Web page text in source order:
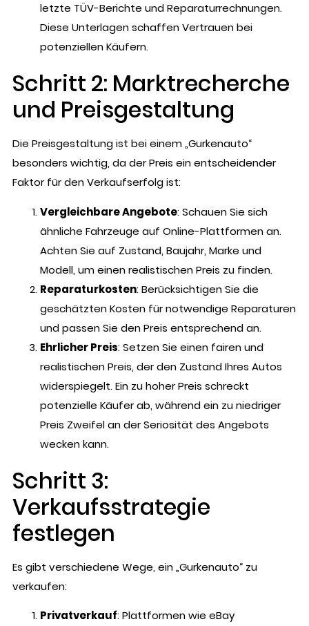
letzte TÜV-Berichte und Reparaturrechnungen.
Diese Unterlagen schaffen Vertrauen bei
potenziellen Käufern.
Schritt 2: Marktrecherche
und Preisgestaltung
Die Preisgestaltung ist bei einem „Gurkenauto“
besonders wichtig, da der Preis ein entscheidender
Faktor für den Verkaufserfolg ist:
Vergleichbare Angebote: Schauen Sie sich
ähnliche Fahrzeuge auf Online-Plattformen an.
Achten Sie auf Zustand, Baujahr, Marke und
Modell, um einen realistischen Preis zu finden.
Reparaturkosten: Berücksichtigen Sie die
geschätzten Kosten für notwendige Reparaturen
und passen Sie den Preis entsprechend an.
Ehrlicher Preis: Setzen Sie einen fairen und
realistischen Preis, der den Zustand Ihres Autos
widerspiegelt. Ein zu hoher Preis schreckt
potenzielle Käufer ab, während ein zu niedriger
Preis Zweifel an der Seriosität des Angebots
wecken kann.
Schritt 3:
Verkaufsstrategie
festlegen
Es gibt verschiedene Wege, ein „Gurkenauto“ zu
verkaufen:
Privatverkauf: Plattformen wie eBay